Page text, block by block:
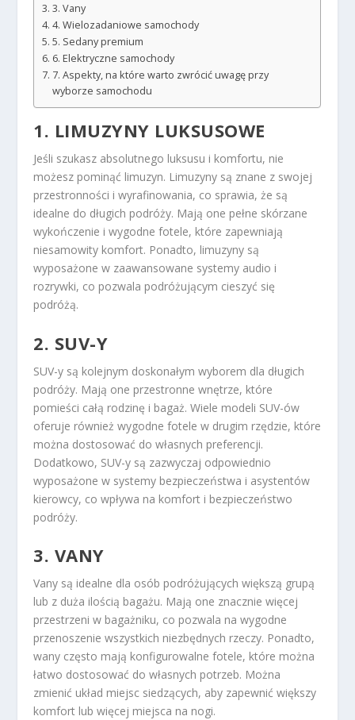
3. Vany
4. Wielozadaniowe samochody
5. Sedany premium
6. Elektryczne samochody
7. Aspekty, na które warto zwrócić uwagę przy
wyborze samochodu
1. LIMUZYNY LUKSUSOWE
Jeśli szukasz absolutnego luksusu i komfortu, nie
możesz pominąć limuzyn. Limuzyny są znane z swojej
przestronności i wyrafinowania, co sprawia, że są
idealne do długich podróży. Mają one pełne skórzane
wykończenie i wygodne fotele, które zapewniają
niesamowity komfort. Ponadto, limuzyny są
wyposażone w zaawansowane systemy audio i
rozrywki, co pozwala podróżującym cieszyć się
podróżą.
2. SUV-Y
SUV-y są kolejnym doskonałym wyborem dla długich
podróży. Mają one przestronne wnętrze, które
pomieści całą rodzinę i bagaż. Wiele modeli SUV-ów
oferuje również wygodne fotele w drugim rzędzie, które
można dostosować do własnych preferencji.
Dodatkowo, SUV-y są zazwyczaj odpowiednio
wyposażone w systemy bezpieczeństwa i asystentów
kierowcy, co wpływa na komfort i bezpieczeństwo
podróży.
3. VANY
Vany są idealne dla osób podróżujących większą grupą
lub z duża ilością bagażu. Mają one znacznie więcej
przestrzeni w bagażniku, co pozwala na wygodne
przenoszenie wszystkich niezbędnych rzeczy. Ponadto,
wany często mają konfigurowalne fotele, które można
łatwo dostosować do własnych potrzeb. Można
zmienić układ miejsc siedzących, aby zapewnić większy
komfort lub więcej miejsca na nogi.